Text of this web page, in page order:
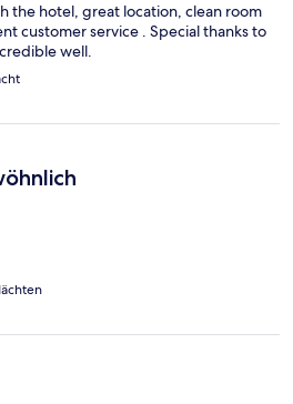
the hotel, great location, clean room
customer service . Special thanks to
well.